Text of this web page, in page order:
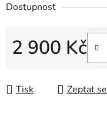
Dostupnost
2 900 Kč
Tisk Zeptat se